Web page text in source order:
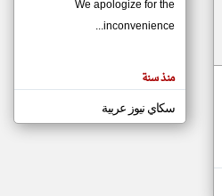
مصادر الأخبار من موريتانيا
اخبار موريتانيا على مدار الساعة
أهم اخبار موريتانيا العاجلة والمباشرة
We apologize for the
inconvenience...
منذ سنة
سكاي نيوز عربية
klyoum.com